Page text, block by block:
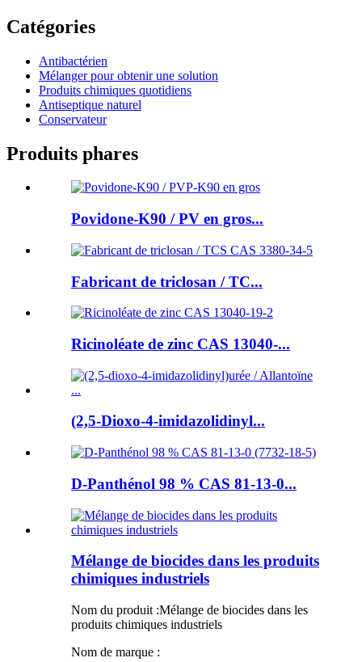
Catégories
Antibactérien
Mélanger pour obtenir une solution
Produits chimiques quotidiens
Antiseptique naturel
Conservateur
Produits phares
Povidone-K90 / PV en gros...
Fabricant de triclosan / TC...
Ricinoléate de zinc CAS 13040-...
(2,5-Dioxo-4-imidazolidinyl...
D-Panthénol 98 % CAS 81-13-0...
Mélange de biocides dans les produits
chimiques industriels
Nom du produit :Mélange de biocides dans les
produits chimiques industriels
Nom de marque :